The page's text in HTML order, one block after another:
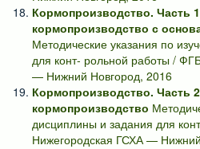
Кормопроизводство. Часть
кормопроизводство с
Методические указания по
для конт- рольной работы /
— Нижний Новгород, 2016
Кормопроизводство. Часть
кормопроизводство
дисциплины и задания для
Нижегородская ГСХА —